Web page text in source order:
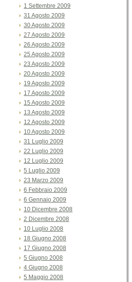
1 Settembre 2009
31 Agosto 2009
30 Agosto 2009
27 Agosto 2009
26 Agosto 2009
25 Agosto 2009
23 Agosto 2009
20 Agosto 2009
19 Agosto 2009
17 Agosto 2009
15 Agosto 2009
13 Agosto 2009
12 Agosto 2009
10 Agosto 2009
31 Luglio 2009
22 Luglio 2009
12 Luglio 2009
5 Luglio 2009
23 Marzo 2009
6 Febbraio 2009
6 Gennaio 2009
10 Dicembre 2008
2 Dicembre 2008
10 Luglio 2008
18 Giugno 2008
17 Giugno 2008
5 Giugno 2008
4 Giugno 2008
5 Maggio 2008